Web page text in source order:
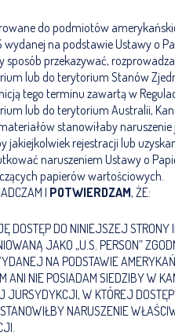
do podmiotów
wydanej na podstawie Ustawy o
przekazywać,
lub do terytorium Stanów
tego terminu zawartą w
lub do terytorium Australii,
stanowiłaby
jakiejkolwiek rejestracji lub
naruszeniem Ustawy o
papierów wartościowych.
I POTWIERDZAM, ŻE:
DOSTĘP DO NINIEJSZEJ STRONY
JAKO „U.S. PERSON”
NA PODSTAWIE
ANI NIE POSIADAM SIEDZIBY W
JURSYDYKCJI, W KTÓREJ
NARUSZENIE